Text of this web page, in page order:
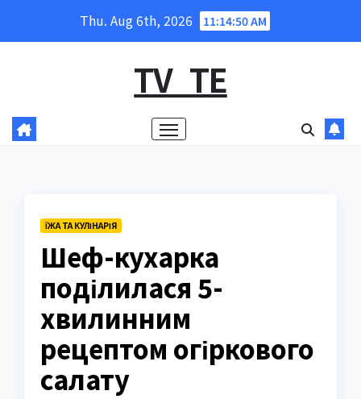
Thu. Aug 6th, 2026 11:14:51 AM
TV_TE
ЇЖА ТА КУЛІНАРІЯ
Шеф-кухарка
поділилася 5-
хвилинним
рецептом огіркового
салату